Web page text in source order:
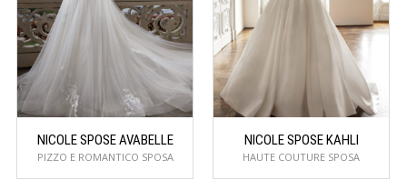
NICOLE SPOSE AVABELLE
PIZZO E ROMANTICO SPOSA
NICOLE SPOSE KAHLI
HAUTE COUTURE SPOSA